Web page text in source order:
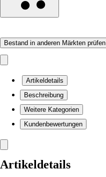
Bestand in anderen Märkten prüfen
Artikeldetails
Beschreibung
Weitere Kategorien
Kundenbewertungen
Artikeldetails